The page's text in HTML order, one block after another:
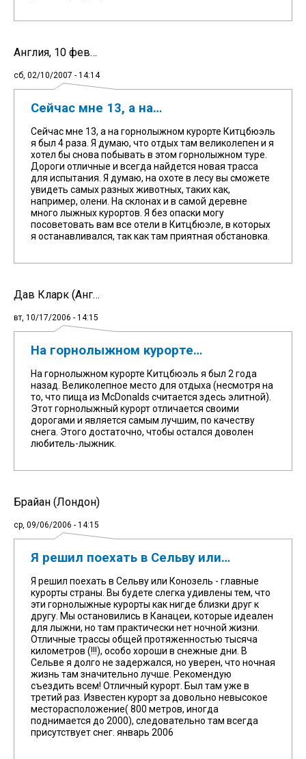
Англия, 10 фев…
сб, 02/10/2007 - 14:14
Сейчас мне 13, а на…
Сейчас мне 13, а на горнолыжном курорте Китцбюэль
я был 4 раза. Я думаю, что отдых там великолепен и я
хотел бы снова побывать в этом горнолыжном туре.
Дороги отличные и всегда найдется новая трасса
для испытания. Я думаю, на охоте в лесу вы сможете
увидеть самых разных животных, таких как,
например, олени. На склонах и в самой деревне
много лыжных курортов. Я без опаски могу
посоветовать вам все отели в Китцбюэле, в которых
я останавливался, так как там приятная обстановка.
Дав Кларк (Анг…
вт, 10/17/2006 - 14:15
На горнолыжном курорте…
На горнолыжном курорте Китцбюэль я был 2 года
назад. Великолепное место для отдыха (несмотря на
то, что пища из McDonalds считается здесь элитной).
Этот горнолыжный курорт отличается своими
дорогами и является самым лучшим, по качеству
снега. Этого достаточно, чтобы остался доволен
любитель-лыжник.
Брайан (Лондон)
ср, 09/06/2006 - 14:15
Я решил поехать в Сельву или…
Я решил поехать в Сельву или Конозель - главные
курорты страны. Вы будете слегка удивлены тем, что
эти горнолыжные курорты как нигде близки друг к
другу. Мы остановились в Канацеи, которые идеален
для лыжни, но там практически нет ночной жизни.
Отличные трассы общей протяженностью тысяча
километров (!!!), особо хороши в снежные дни. В
Сельве я долго не задержался, но уверен, что ночная
жизнь там значительно лучше. Рекомендую
съездить всем! Отличный курорт. Был там уже в
третий раз. Известен курорт за довольно невысокое
месторасположение( 800 метров, иногда
поднимается до 2000), следовательно там всегда
присутствует снег. январь 2006